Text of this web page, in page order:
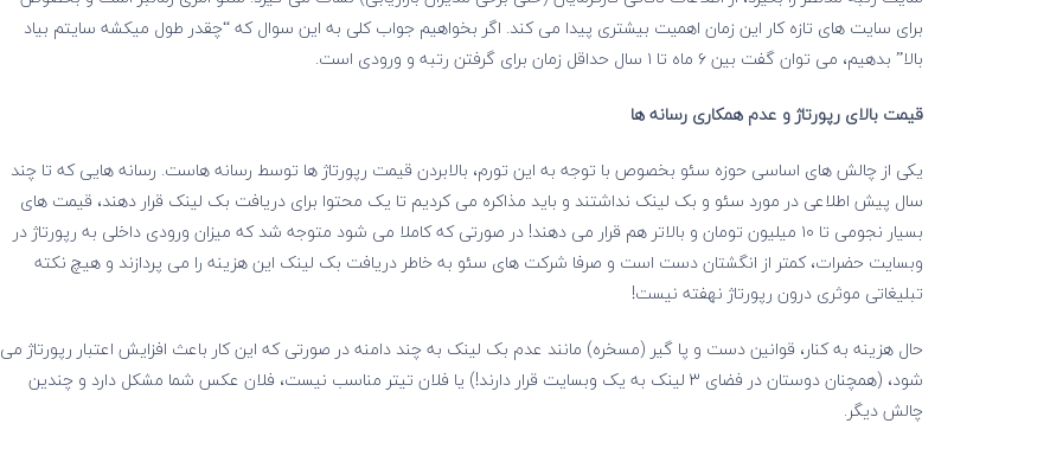
برای سایت های تازه کار این زمان اهمیت بیشتری پیدا می کند. اگر بخواهیم جواب کلی به این سوال که “چقدر طول میکشه سایتم بیاد
بالا” بدهیم، می توان گفت بین ۶ ماه تا ۱ سال حداقل زمان برای گرفتن رتبه و ورودی است.
قیمت بالای رپورتاژ و عدم همکاری رسانه ها
یکی از چالش های اساسی حوزه سئو بخصوص با توجه به این تورم، بالابردن قیمت رپورتاژ ها توسط رسانه هاست. رسانه هایی که تا چند
سال پیش اطلاعی در مورد سئو و بک لینک نداشتند و باید مذاکره می کردیم تا یک محتوا برای دریافت بک لینک قرار دهند، قیمت های
بسیار نجومی تا ۱۰ میلیون تومان و بالاتر هم قرار می دهند! در صورتی که کاملا می شود متوجه شد که میزان ورودی داخلی به رپورتاژ در
وبسایت حضرات، کمتر از انگشتان دست است و صرفا شرکت های سئو به خاطر دریافت بک لینک این هزینه را می پردازند و هیچ نکته
تبلیغاتی موثری درون رپورتاژ نهفته نیست!
حال هزینه به کنار، قوانین دست و پا گیر (مسخره) مانند عدم بک لینک به چند دامنه در صورتی که این کار باعث افزایش اعتبار رپورتاژ می
شود، (همچنان دوستان در فضای ۳ لینک به یک وبسایت قرار دارند!) یا فلان تیتر مناسب نیست، فلان عکس شما مشکل دارد و چندین
چالش دیگر.